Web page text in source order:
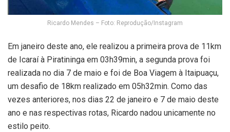
Ricardo Mendes – Foto: Reprodução/Instagram
Em janeiro deste ano, ele realizou a primeira prova de 11km
de Icaraí à Piratininga em 03h39min, a segunda prova foi
realizada no dia 7 de maio e foi de Boa Viagem à Itaipuaçu,
um desafio de 18km realizado em 05h32min. Como das
vezes anteriores, nos dias 22 de janeiro e 7 de maio deste
ano e nas respectivas rotas, Ricardo nadou unicamente no
estilo peito.